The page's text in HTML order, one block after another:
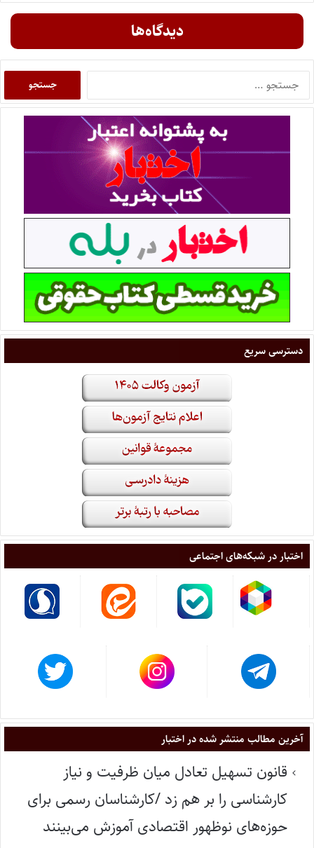
دیدگاه‌ها
دسترسی سریع
اختبار در شبکه‌های اجتماعی
آخرین مطالب منتشر شده در اختبار
قانون تسهیل تعادل میان ظرفیت و نیاز
کارشناسی را بر هم زد /کارشناسان رسمی برای
حوزه‌های نوظهور اقتصادی آموزش می‌بینند